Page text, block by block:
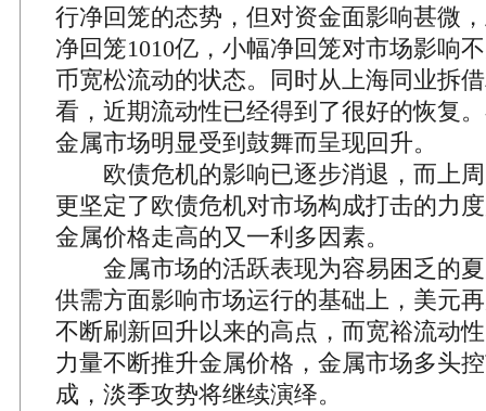
行净回笼的态势，但对资金面影响甚微
净回笼1010亿，小幅净回笼对市场影响
币宽松流动的状态。同时从上海同业拆
看，近期流动性已经得到了很好的恢复
金属市场明显受到鼓舞而呈现回升。
欧债危机的影响已逐步消退，而上周
更坚定了欧债危机对市场构成打击的力
金属价格走高的又一利多因素。
金属市场的活跃表现为容易困乏的夏
供需方面影响市场运行的基础上，美元
不断刷新回升以来的高点，而宽裕流动
力量不断推升金属价格，金属市场多头
成，淡季攻势将继续演绎。